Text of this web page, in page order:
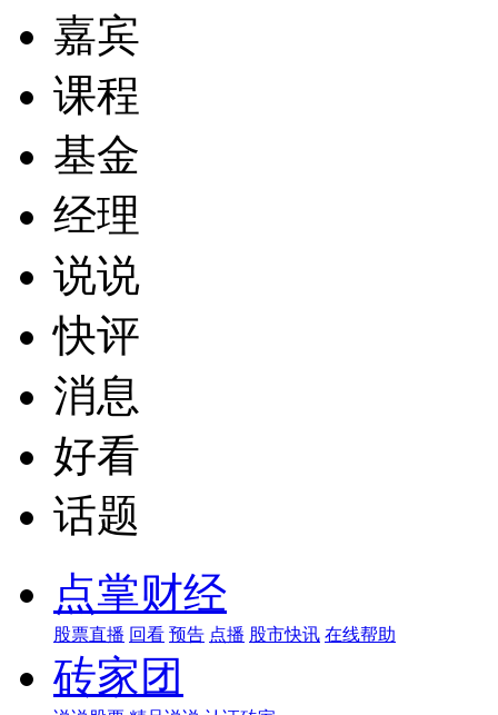
嘉宾
课程
基金
经理
说说
快评
消息
好看
话题
点掌财经
股票直播 回看 预告 点播 股市快讯 在线帮助
砖家团